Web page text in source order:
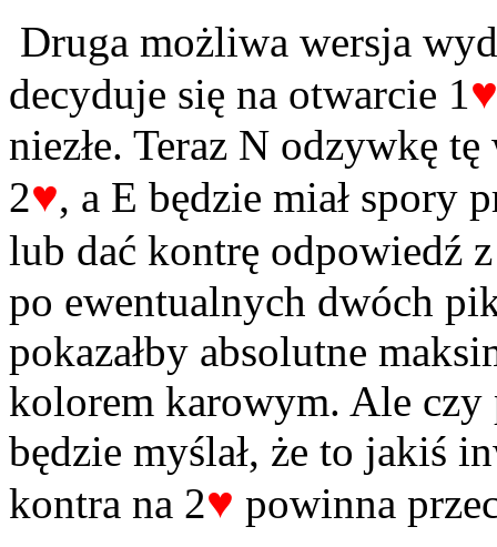
Druga możliwa wersja
decyduje się na otwarcie 1♥
niezłe. Teraz N odzywkę
2♥, a E będzie miał spory
lub dać kontrę odpowiedź
po ewentualnych dwóch
pokazałby absolutne
kolorem karowym. Ale czy
będzie myślał, że to jakiś
kontra na 2♥ powinna